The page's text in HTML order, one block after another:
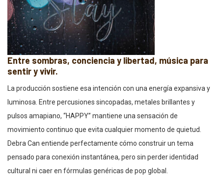
Entre sombras, conciencia y libertad, música para
sentir y vivir.
La producción sostiene esa intención con una energía expansiva y
luminosa. Entre percusiones sincopadas, metales brillantes y
pulsos amapiano, “HAPPY” mantiene una sensación de
movimiento continuo que evita cualquier momento de quietud.
Debra Can entiende perfectamente cómo construir un tema
pensado para conexión instantánea, pero sin perder identidad
cultural ni caer en fórmulas genéricas de pop global.